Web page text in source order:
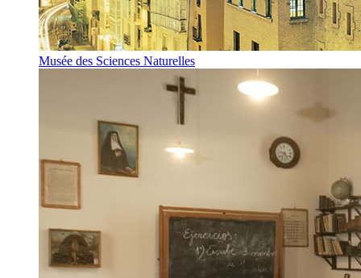
Musée des Sciences Naturelles